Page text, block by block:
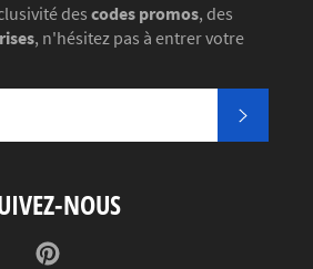
des codes promos, des
, n'hésitez pas à entrer votre
NOUS